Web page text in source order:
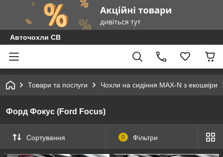
Авточохли СВ
Товари та послуги Чохли на сидіння MAX-N з екошкіри
Форд Фокус (Ford Focus)
Сортування 0 Фільтри